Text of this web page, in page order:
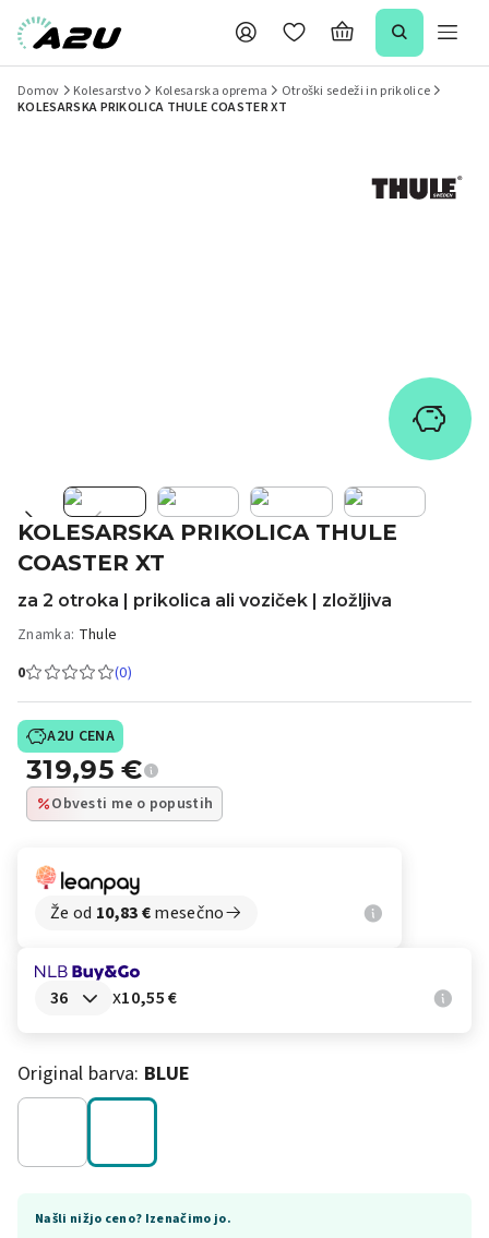
Domov Kolesarstvo Kolesarska oprema
Otroški sedeži in prikolice
KOLESARSKA PRIKOLICA THULE COASTER XT
KOLESARSKA PRIKOLICA THULE
COASTER XT
za 2 otroka | prikolica ali voziček | zložljiva
Znamka: Thule
0
(0)
A2U CENA
319,95€
Obvesti me o popustih
Že od 10,83€mesečno
x10,55 €
Original barva: BLUE
Našli nižjo ceno? Izenačimo jo.